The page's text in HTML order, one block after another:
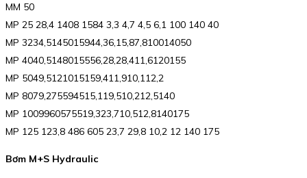
MM 50
MP 25 28,4 1408 1584 3,3 4,7 4,5 6,1 100 140 40
MP 3234,5145015944,36,15,87,810014050
MP 4040,5148015556,28,28,411,6120155
MP 5049,5121015159,411,910,112,2
MP 8079,275594515,119,510,212,5140
MP 1009960575519,323,710,512,8140175
MP 125 123,8 486 605 23,7 29,8 10,2 12 140 175
Bơm M+S Hydraulic